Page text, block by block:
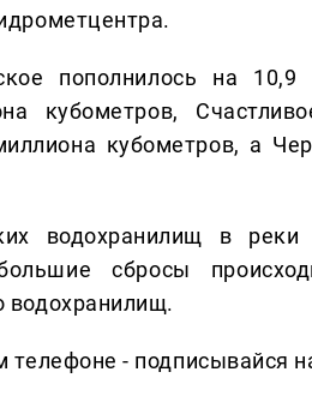
пополнилось на 10,9
кубометров,
кубометров, а
водохранилищ в реки
сбросы
водохранилищ.
телефоне - подписывайся